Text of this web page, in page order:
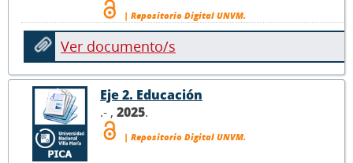
| Repositorio Digital UNVM.
Ver documento/s
Eje 2. Educación
.- , 2025.
| Repositorio Digital UNVM.